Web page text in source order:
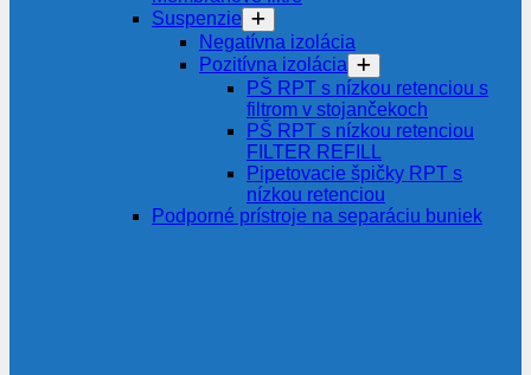
Suspenzie
Negatívna izolácia
Pozitívna izolácia
PŠ RPT s nízkou retenciou s
filtrom v stojančekoch
PŠ RPT s nízkou retenciou
FILTER REFILL
Pipetovacie špičky RPT s
nízkou retenciou
Podporné prístroje na separáciu buniek